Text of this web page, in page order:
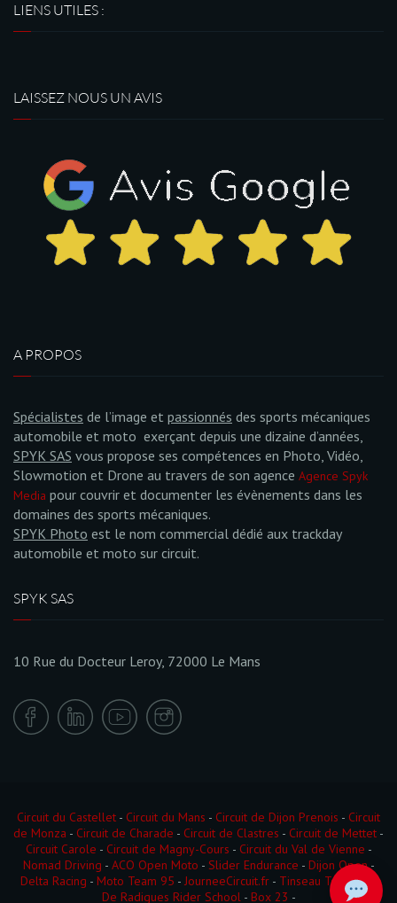
LIENS UTILES :
LAISSEZ NOUS UN AVIS
A PROPOS
Spécialistes de l’image et passionnés des sports mécaniques
automobile et moto exerçant depuis une dizaine d’années,
SPYK SAS vous propose ses compétences en Photo, Vidéo,
Slowmotion et Drone au travers de son agence Agence Spyk
Media pour couvrir et documenter les évènements dans les
domaines des sports mécaniques.
SPYK Photo est le nom commercial dédié aux trackday
automobile et moto sur circuit.
SPYK SAS
10 Rue du Docteur Leroy, 72000 Le Mans
Circuit du Castellet - Circuit du Mans - Circuit de Dijon Prenois - Circuit
de Monza - Circuit de Charade - Circuit de Clastres - Circuit de Mettet -
Circuit Carole - Circuit de Magny-Cours - Circuit du Val de Vienne -
Nomad Driving - ACO Open Moto - Slider Endurance - Dijon Open-
Delta Racing - Moto Team 95 - JourneeCircuit.fr - Tinseau Test Day
De Radigues Rider School- Box 23 -